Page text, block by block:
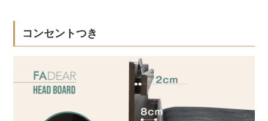
コンセントつき